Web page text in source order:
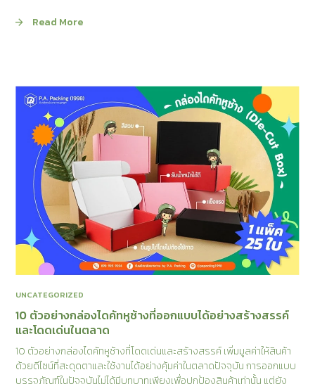
Read More
UNCATEGORIZED
10 ตัวอย่างกล่องไดคัทหูช้างที่ออกแบบได้อย่างสร้างสรรค์
และโดดเด่นในตลาด
10 ตัวอย่างกล่องไดคัทหูช้างที่โดดเด่นและสร้างสรรค์ เพิ่มมูลค่าให้สินค้า
ด้วยดีไซน์ที่สะดุดตาและใช้งานได้อย่างคุ้มค่าในตลาดปัจจุบัน การออกแบบ
บรรจุภัณฑ์ในปัจจุบันไม่ได้มีบทบาทเพียงเพื่อปกป้องสินค้าเท่านั้น แต่ยัง